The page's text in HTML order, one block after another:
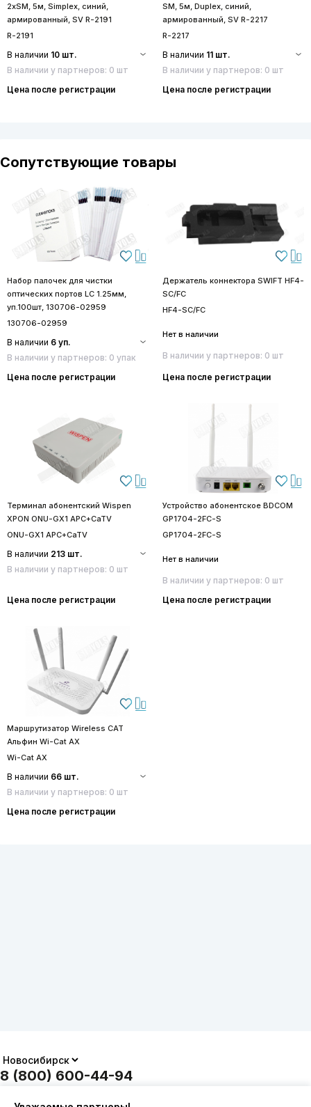
2хSM, 5м, Simplex, синий,
армированный, SV R-2191
R-2191
В наличии 10 шт.
В наличии у партнеров: 0 шт
Цена после регистрации
SM, 5м, Duplex, синий,
армированный, SV R-2217
R-2217
В наличии 11 шт.
В наличии у партнеров: 0 шт
Цена после регистрации
Сопутствующие товары
Набор палочек для чистки
оптических портов LC 1.25мм,
уп.100шт, 130706-02959
130706-02959
В наличии 6 уп.
В наличии у партнеров: 0 упак
Цена после регистрации
Держатель коннектора SWIFT HF4-
SC/FC
HF4-SC/FC
Нет в наличии
В наличии у партнеров: 0 шт
Цена после регистрации
Терминал абонентский Wispen
XPON ONU-GX1 APC+CaTV
ONU-GX1 APC+CaTV
В наличии 213 шт.
В наличии у партнеров: 0 шт
Цена после регистрации
Устройство абонентское BDCOM
GP1704-2FC-S
GP1704-2FC-S
Нет в наличии
В наличии у партнеров: 0 шт
Цена после регистрации
Маршрутизатор Wireless CAT
Альфин Wi-Cat AX
Wi-Cat AX
В наличии 66 шт.
В наличии у партнеров: 0 шт
Цена после регистрации
8 (800) 600-44-94